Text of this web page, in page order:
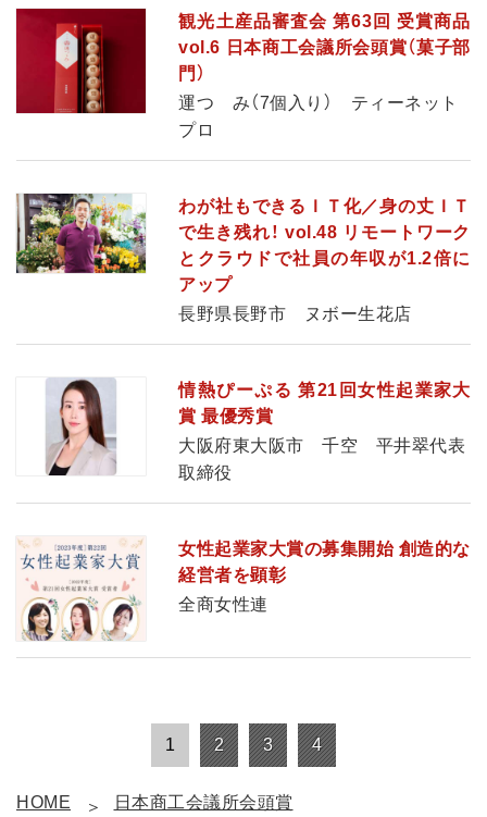
観光土産品審査会 第63回 受賞商品
vol.6 日本商工会議所会頭賞（菓子部
門）
運つゝみ（7個入り） ティーネット
プロ
わが社もできるＩＴ化／身の丈ＩＴ
で生き残れ！ vol.48 リモートワーク
とクラウドで社員の年収が1.2倍に
アップ
長野県長野市 ヌボー生花店
情熱ぴーぷる 第21回女性起業家大
賞 最優秀賞
大阪府東大阪市 千空 平井翠代表
取締役
女性起業家大賞の募集開始 創造的な
経営者を顕彰
全商女性連
1 2 3 4
HOME 日本商工会議所会頭賞